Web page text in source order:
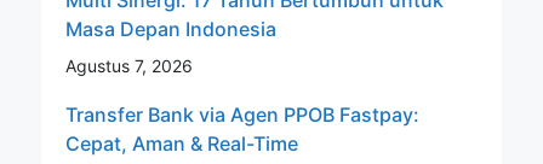
Masa Depan Indonesia
Agustus 7, 2026
Transfer Bank via Agen PPOB Fastpay:
Cepat, Aman & Real-Time